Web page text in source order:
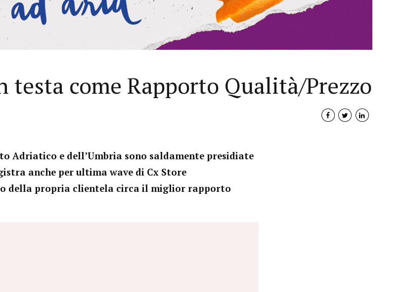
testa come Rapporto Qualità/Prezzo
Adriatico e dell’Umbria sono saldamente presidiate
anche per ultima wave di Cx Store
della propria clientela circa il miglior rapporto